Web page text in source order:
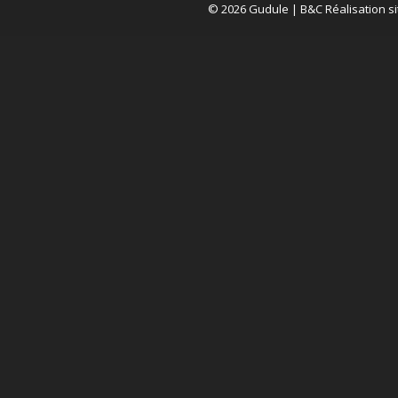
© 2026 Gudule | B&C Réalisation